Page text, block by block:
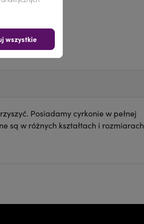
Posiadamy cyrkonie w pełnej
są w różnych kształtach i rozmiarach
wszystkie